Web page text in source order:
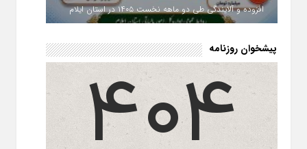
افزوده و آلایندگی طی دو ماهه نخست ۱۴۰۵ در استان ایلام
پیشخوان روزنامه